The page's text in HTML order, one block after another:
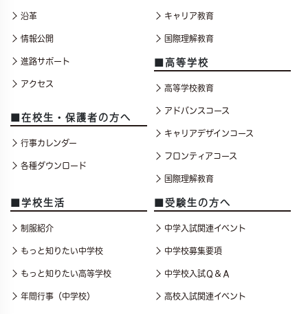
沿革
情報公開
進路サポート
アクセス
■在校生・保護者の方へ
行事カレンダー
各種ダウンロード
キャリア教育
国際理解教育
■高等学校
高等学校教育
アドバンスコース
キャリアデザインコース
フロンティアコース
国際理解教育
■学校生活
制服紹介
もっと知りたい中学校
もっと知りたい高等学校
年間行事（中学校）
■受験生の方へ
中学入試関連イベント
中学校募集要項
中学校入試Ｑ＆Ａ
高校入試関連イベント